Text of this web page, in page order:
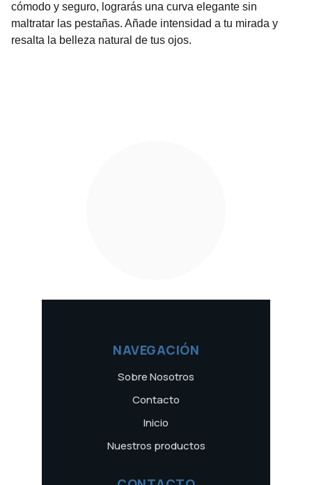
cómodo y seguro, lograrás una curva elegante sin
maltratar las pestañas. Añade intensidad a tu mirada y
resalta la belleza natural de tus ojos.